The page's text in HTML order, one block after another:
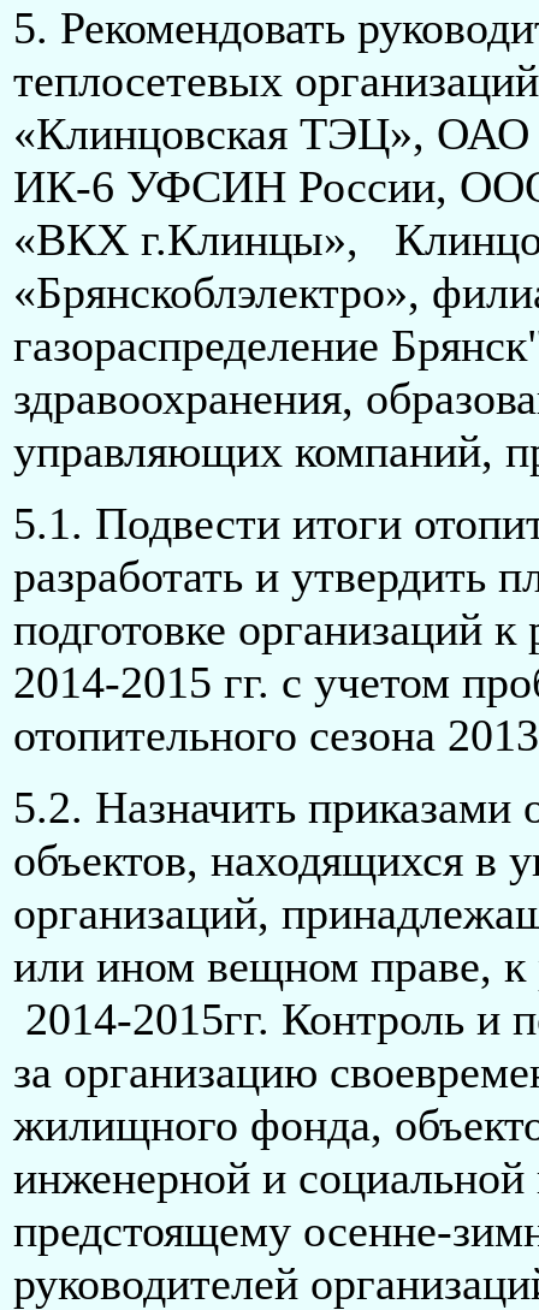
5. Рекомендовать
теплосетевых
«Клинцовская ТЭЦ»,
ИК-6 УФСИН России,
«ВКХ г.Клинцы»,
«Брянскоблэлектро»,
газораспределение
здравоохранения,
управляющих компаний,
5.1. Подвести итоги
разработать и утвердить
подготовке организаций
2014-2015 гг. с учетом
отопительного сезона
5.2. Назначить приказами
объектов, находящихся в
организаций,
или ином вещном праве, к
2014-2015гг. Контроль и
за организацию
жилищного фонда,
инженерной и
предстоящему осенне-
руководителей